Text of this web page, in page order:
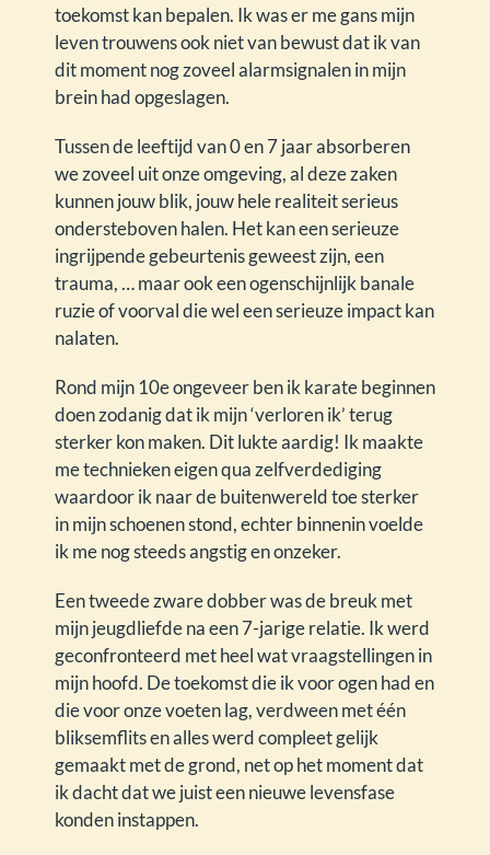
toekomst kan bepalen. Ik was er me gans mijn
leven trouwens ook niet van bewust dat ik van
dit moment nog zoveel alarmsignalen in mijn
brein had opgeslagen.
Tussen de leeftijd van 0 en 7 jaar absorberen
we zoveel uit onze omgeving, al deze zaken
kunnen jouw blik, jouw hele realiteit serieus
ondersteboven halen. Het kan een serieuze
ingrijpende gebeurtenis geweest zijn, een
trauma, … maar ook een ogenschijnlijk banale
ruzie of voorval die wel een serieuze impact kan
nalaten.
Rond mijn 10e ongeveer ben ik karate beginnen
doen zodanig dat ik mijn ‘verloren ik’ terug
sterker kon maken. Dit lukte aardig! Ik maakte
me technieken eigen qua zelfverdediging
waardoor ik naar de buitenwereld toe sterker
in mijn schoenen stond, echter binnenin voelde
ik me nog steeds angstig en onzeker.
Een tweede zware dobber was de breuk met
mijn jeugdliefde na een 7-jarige relatie. Ik werd
geconfronteerd met heel wat vraagstellingen in
mijn hoofd. De toekomst die ik voor ogen had en
die voor onze voeten lag, verdween met één
bliksemflits en alles werd compleet gelijk
gemaakt met de grond, net op het moment dat
ik dacht dat we juist een nieuwe levensfase
konden instappen.